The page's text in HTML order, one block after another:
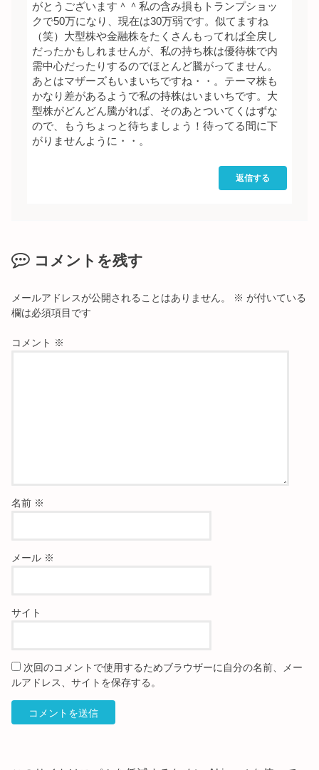
がとうございます＾＾私の含み損もトランプショッ
クで50万になり、現在は30万弱です。似てますね
（笑）大型株や金融株をたくさんもってれば全戻し
だったかもしれませんが、私の持ち株は優待株で内
需中心だったりするのでほとんど騰がってません。
あとはマザーズもいまいちですね・・。テーマ株も
かなり差があるようで私の持株はいまいちです。大
型株がどんどん騰がれば、そのあとついてくはずな
ので、もうちょっと待ちましょう！待ってる間に下
がりませんように・・。
返信する
コメントを残す
メールアドレスが公開されることはありません。 ※ が付いている
欄は必須項目です
コメント ※
名前 ※
メール ※
サイト
次回のコメントで使用するためブラウザーに自分の名前、メー
ルアドレス、サイトを保存する。